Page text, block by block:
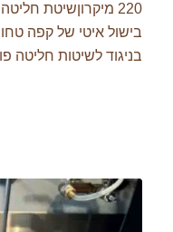
220 מיקרוןשיטת
בישול איטי של קפה
בניגוד לשיטות חליטה